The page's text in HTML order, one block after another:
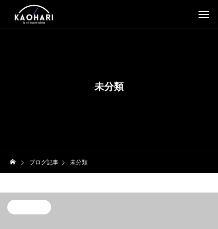
未分類
ブログ記事 未分類